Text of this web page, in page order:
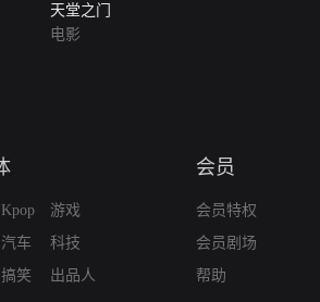
天堂之门
电影
Kpop
汽车
搞笑
游戏
科技
出品人
会员
会员特权
会员剧场
帮助